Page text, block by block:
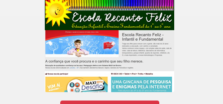
Recanto Escola
Escola de educação infantil do 1º ao
5º ano em Jandira-SP.
Ver site